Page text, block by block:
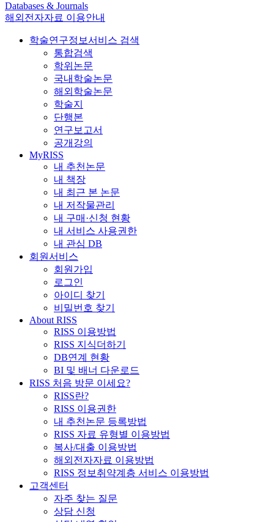
Databases & Journals
해외전자자료 이용안내
학술연구정보서비스 검색
통합검색
학위논문
국내학술논문
해외학술논문
학술지
단행본
연구보고서
공개강의
MyRISS
내 추천논문
내 책장
내 최근 본 논문
내 저작물관리
내 구매·신청 현황
내 서비스 사용권한
내 관심 DB
회원서비스
회원가입
로그인
아이디 찾기
비밀번호 찾기
About RISS
RISS 이용방법
RISS 지식더하기
DB연계 현황
BI 및 배너 다운로드
RISS 처음 방문 이세요?
RISS란?
RISS 이용권한
내 추천논문 등록방법
RISS 자료 유형별 이용방법
복사/대출 이용방법
해외전자자료 이용방법
RISS 정보취약계층 서비스 이용방법
고객센터
자주 찾는 질문
상담 신청